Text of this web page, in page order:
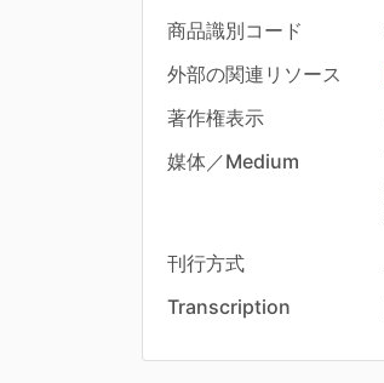
商品識別コード
外部の関連リソース
著作権表示
媒体／Medium
刊行方式
Transcription